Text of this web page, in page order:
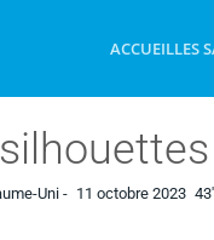
ACCUEILLES
Uni - 11 octobre 2023 43'